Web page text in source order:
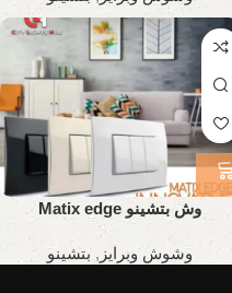
وش بتشينو Matix edge
Innovatme
وشوش وبرايز , بتشينو